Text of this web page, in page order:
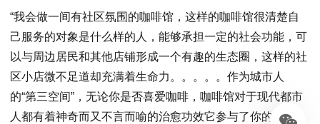
“我会做一间有社区氛围的咖啡馆，这样的咖啡馆很清楚自
己服务的对象是什么样的人，能够承担一定的社会功能，可
以与周边居民和其他店铺形成一个有趣的生态圈，这样的社
区小店微不足道却充满着生命力。。。。。作为城市人
的“第三空间”，无论你是否喜爱咖啡，咖啡馆对于现代都市
人都有着神奇而又不言而喻的治愈功效它参与了你的生活，